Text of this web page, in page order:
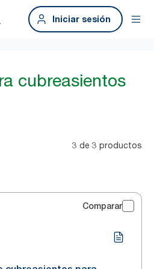
Iniciar sesión
cubreasientos
3 de 3 productos
Comparar